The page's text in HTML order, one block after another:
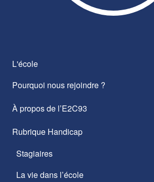
L'école
Pourquoi nous rejoindre ?
À propos de l’E2C93
Rubrique Handicap
Stagiaires
La vie dans l’école